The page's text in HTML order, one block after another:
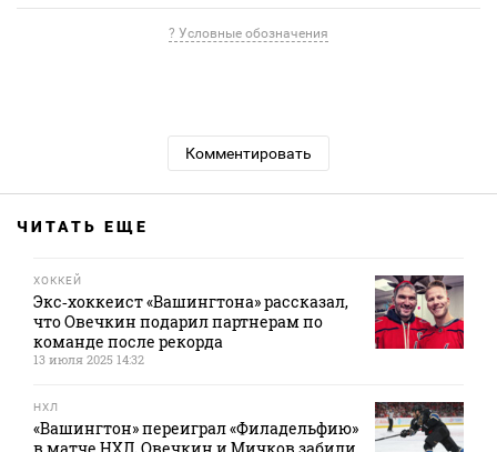
? Условные обозначения
Комментировать
ЧИТАТЬ ЕЩЕ
ХОККЕЙ
Экс‑хоккеист «Вашингтона» рассказал,
что Овечкин подарил партнерам по
команде после рекорда
13 июля 2025 14:32
НХЛ
«Вашингтон» переиграл «Филадельфию»